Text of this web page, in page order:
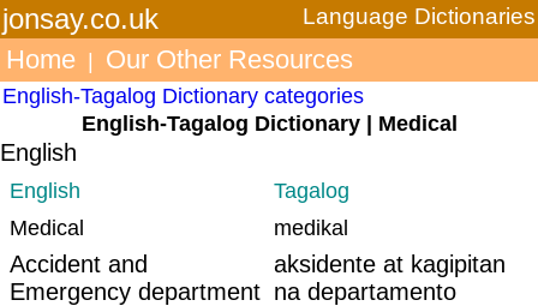
jonsay.co.uk Language Dictionaries
Home Our Other Resources
English-Tagalog Dictionary categories
English-Tagalog Dictionary | Medical
English
English
Tagalog
Medical
medikal
Accident and
Emergency department
aksidente at kagipitan
na departamento